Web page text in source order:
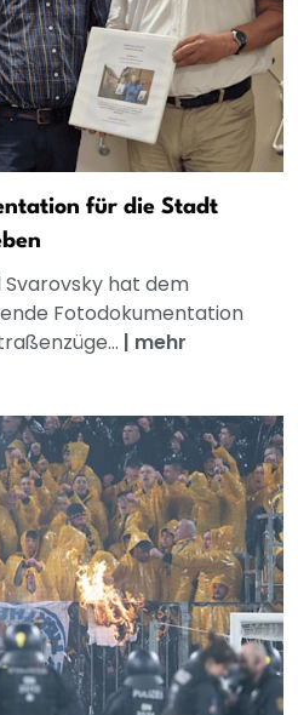
für die Stadt
hat dem
Fotodokumentation
| mehr